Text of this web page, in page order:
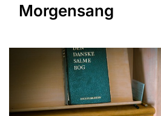
Morgensang